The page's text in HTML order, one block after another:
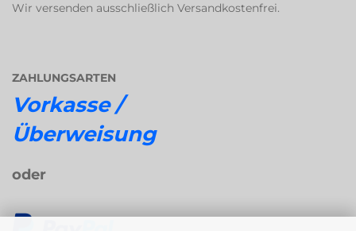
Wir versenden ausschließlich Versandkostenfrei.
ZAHLUNGSARTEN
Vorkasse /
Überweisung
oder